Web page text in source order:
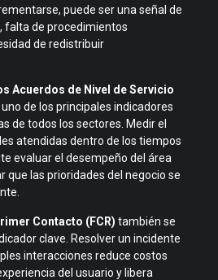
puede ser una señal de
falta de procedimientos
de redistribuir
Acuerdos de Nivel de Servicio
de los principales indicadores
de todos los sectores. Medir el
atendidas dentro de los tiempos
evaluar el desempeño del área
que las prioridades del negocio se
Contacto (FCR) también se
clave. Resolver un incidente
interacciones reduce costos
del usuario y libera